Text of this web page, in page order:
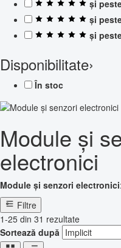
și
și
și
Disponibilitate›
În stoc
Module și
electronici
Module și senzori electronici
Filtre
1-25 din 31 rezultate
Sortează după